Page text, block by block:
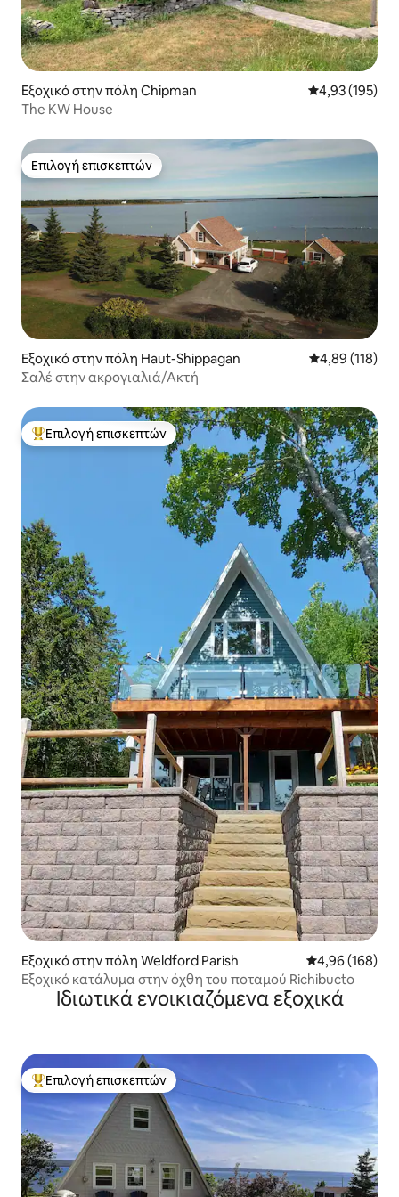
Εξοχικό στην πόλη Chipman Μέση
4,93 (195)
The KW House
Επιλογή επισκεπτών
Επιλογή επισκεπτών
Εξοχικό στην πόλη Haut-Shippagan Μέση
4,89 (118)
Σαλέ στην ακρογιαλιά/Ακτή
Κορυφαία επιλογή επισκεπτών
Επιλογή επισκεπτών
Εξοχικό στην πόλη Weldford Parish Μέση
4,96 (168)
Εξοχικό κατάλυμα στην όχθη του ποταμού Richibucto
Ιδιωτικά ενοικιαζόμενα εξοχικά
Κορυφαία επιλογή επισκεπτών
Επιλογή επισκεπτών